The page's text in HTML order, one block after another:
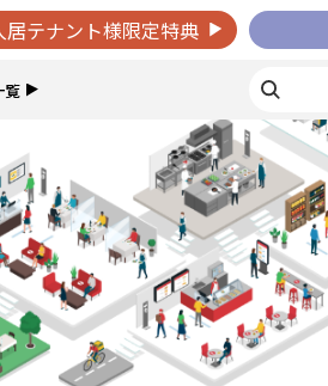
居テナント様限定特典
覧